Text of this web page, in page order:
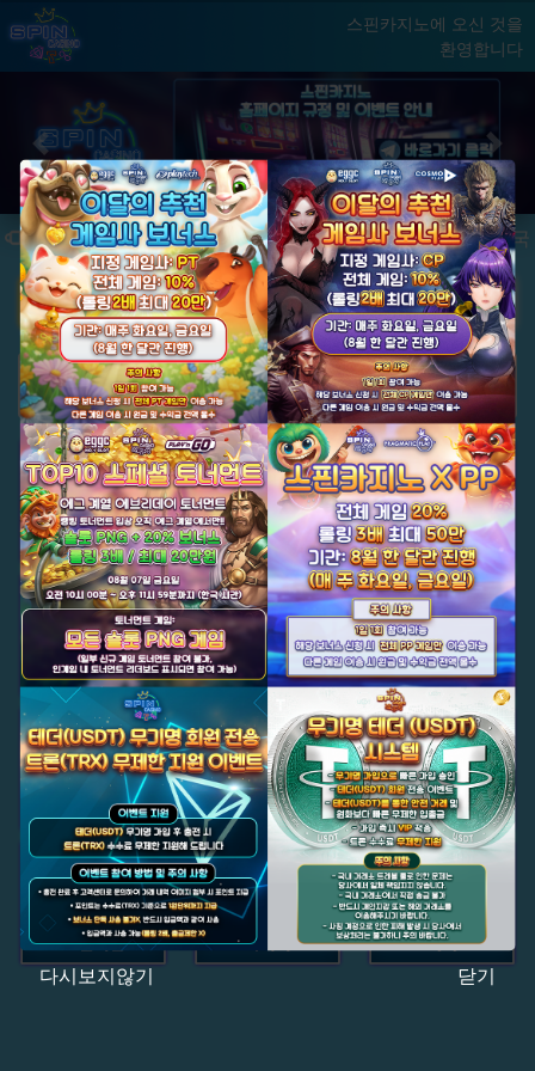
다시보지않기 닫기
스핀카지노에 오신 것을
환영합니다
게임
Previous
Next
★ 국내 최초, 국